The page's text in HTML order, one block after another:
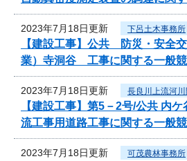
2023年7月18日更新 下呂土木事務所
【建設工事】公共 防災・安全
業）寺洞谷 工事に関する一般
2023年7月18日更新 長良川上流河
【建設工事】第5－2号/公共 内
流工事用道路工事に関する一般
2023年7月18日更新 可茂農林事務所